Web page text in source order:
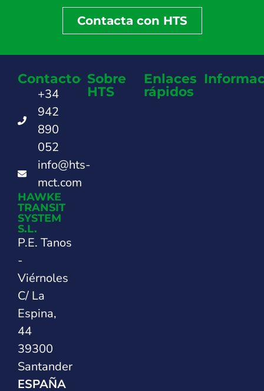
Contacta con HTS
Contacto
+34
942
890
052
info@hts-
mct.com
HAWKE
TRANSIT
SYSTEM
S.L.
P.E. Tanos
-
Viérnoles
C/ La
Espina,
44
39300
Santander
ESPAÑA
Sobre
HTS
Enlaces
rápidos